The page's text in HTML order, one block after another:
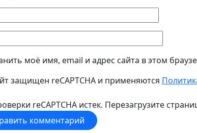
моё имя, email и адрес сайта в этом
защищен reCAPTCHA и применяются
reCAPTCHA истек. Перезагрузите